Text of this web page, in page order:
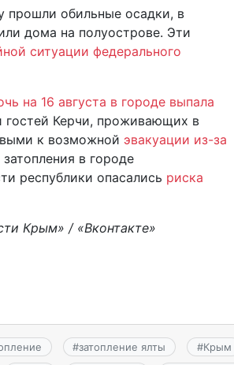
прошли обильные осадки, в
дома на полуострове. Эти
ситуации федерального
на 16 августа в городе выпала
гостей Керчи, проживающих в
к возможной эвакуации из-за
затопления в городе
республики опасались риска
Крым» / «Вконтакте»
#затопление ялты #Крым